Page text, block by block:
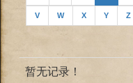
V W X Y Z
暂无记录！